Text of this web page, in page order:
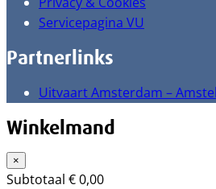
Servicepagina VU
Partnerlinks
Uitvaart Amsterdam –
Winkelmand
×
Subtotaal €0,00